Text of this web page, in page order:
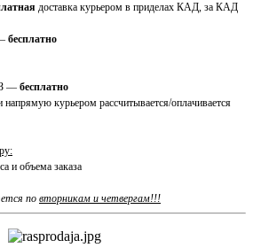
доставка курьером в приделах КАД, за КАД
бесплатно
— бесплатно
курьером рассчитывается/оплачивается
и объема заказа
по вторникам и четвергам!!!